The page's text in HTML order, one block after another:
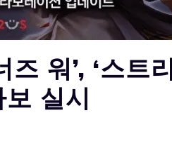
워’, ‘스트
실시